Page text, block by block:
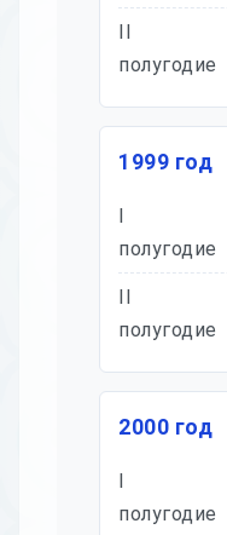
II
полугодие
1999 год
I
полугодие
II
полугодие
2000 год
I
полугодие